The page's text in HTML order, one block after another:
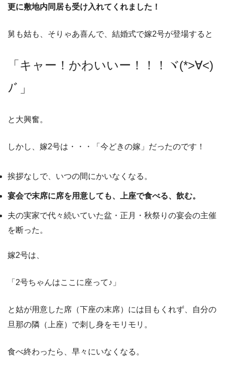
更に敷地内同居も受け入れてくれました！
舅も姑も、そりゃあ喜んで、結婚式で嫁2号が登場すると
「キャー！かわいいー！！！ヾ(*>∀<)
ﾉﾞ」
と大興奮。
しかし、嫁2号は・・・「今どきの嫁」だったのです！
挨拶なしで、いつの間にかいなくなる。
宴会で末席に席を用意しても、上座で食べる、飲む。
夫の実家で代々続いていた盆・正月・秋祭りの宴会の主催
を断った。
嫁2号は、
「2号ちゃんはここに座って♪」
と姑が用意した席（下座の末席）には目もくれず、自分の
旦那の隣（上座）で刺し身をモリモリ。
食べ終わったら、早々にいなくなる。